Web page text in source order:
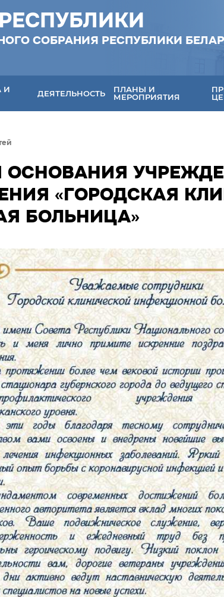
СОБРАНИЯ РЕСПУБЛИКИ
И
ДЕЯТЕЛЬНОСТЬ
ПЛАНЫ И
МЕРОПРИЯТИЯ
ОСНОВАНИЯ
«ГОРОДСКАЯ
БОЛЬНИЦА»